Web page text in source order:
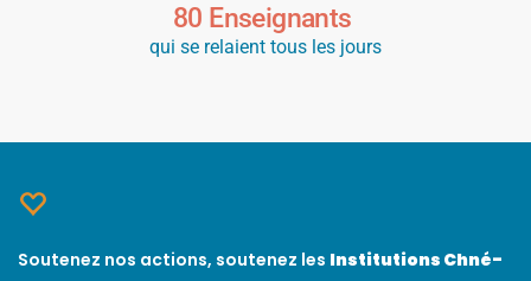
qui se relaient tous les jours
80 Enseignants
Soutenez nos actions, soutenez les Institutions Chné-